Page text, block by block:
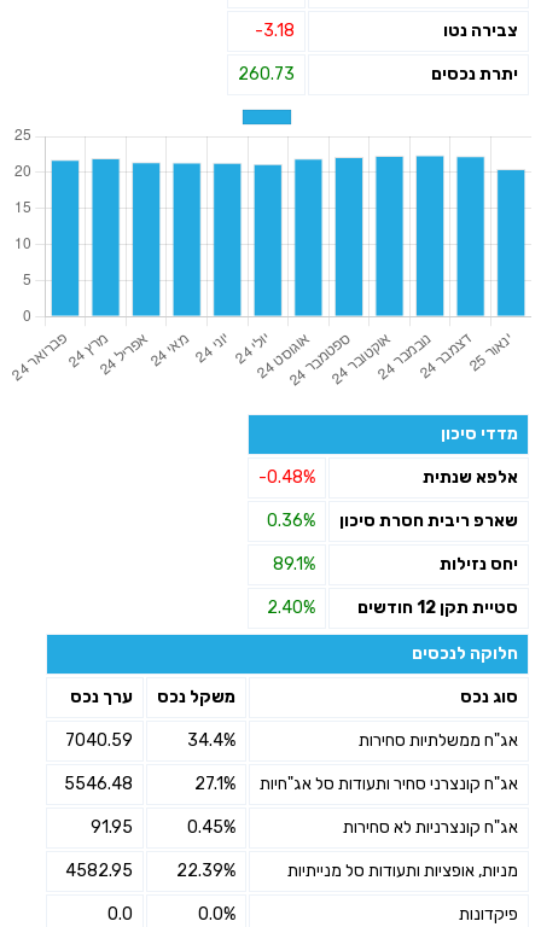
צבירה נטו -3.18
יתרת נכסים 260.73
מדדי סיכון
אלפא שנתית -0.48%
שארפ ריבית חסרת סיכון 0.36%
יחס נזילות 89.1%
סטיית תקן 12 חודשים 2.40%
חלוקה לנכסים
סוג נכס משקל נכס ערך נכס
אג"ח ממשלתיות סחירות 34.4%
7040.59
אג"ח קונצרני סחיר ותעודות סל אג"חיות 27.1%
5546.48
אג"ח קונצרניות לא סחירות 0.45%
91.95
מניות, אופציות ותעודות סל מנייתיות 22.39%
4582.95
פיקדונות 0.0%
0.0